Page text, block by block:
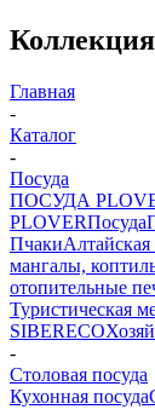
Главная
-
Каталог
-
Посуда
ПОСУДА
PLOVERПосуда
Пчаки
мангалы,
отопительные
Туристическая
SIBERECO
-
Столовая посуда
Кухонная посуда